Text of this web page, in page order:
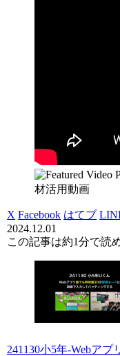
材活用動画
X Facebook はてブ
2024.12.01
この記事は約1分で読
241130小5年-Webアプ